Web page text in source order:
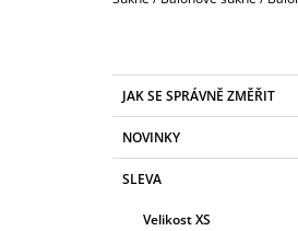
kategorie
K
A
T
G
O
JAK SE SPRÁVNĚ ZMĚŘIT
NOVINKY
SLEVA
Velikost XS
850 Kč